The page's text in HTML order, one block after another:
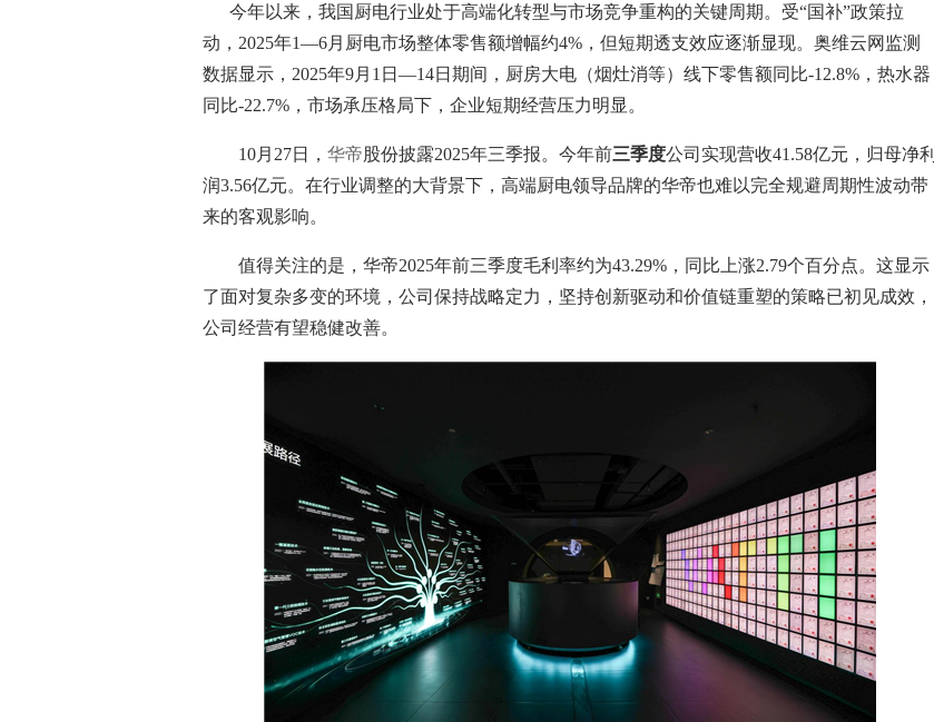
今年以来，我国厨电行业处于高端化转型与市场竞争重构的关键周期。受“国补”政策拉
动，2025年1—6月厨电市场整体零售额增幅约4%，但短期透支效应逐渐显现。奥维云网监测
数据显示，2025年9月1日—14日期间，厨房大电（烟灶消等）线下零售额同比-12.8%，热水器
同比-22.7%，市场承压格局下，企业短期经营压力明显。
10月27日， 华帝 股份披露2025年三季报。今年前三季度公司实现营收41.58亿元，归母净利
润3.56亿元。在行业调整的大背景下，高端厨电领导品牌的华帝也难以完全规避周期性波动带
来的客观影响。
值得关注的是，华帝2025年前三季度毛利率约为43.29%，同比上涨2.79个百分点。这显示
了面对复杂多变的环境，公司保持战略定力，坚持创新驱动和价值链重塑的策略已初见成效，
公司经营有望稳健改善。